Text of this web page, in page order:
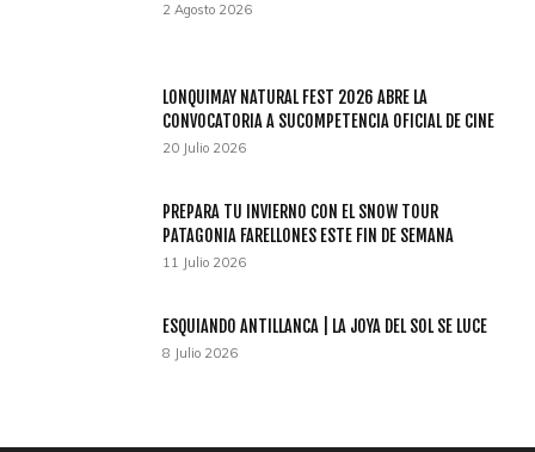
2 Agosto 2026
LONQUIMAY NATURAL FEST 2026 ABRE LA
CONVOCATORIA A SUCOMPETENCIA OFICIAL DE CINE
20 Julio 2026
PREPARA TU INVIERNO CON EL SNOW TOUR
PATAGONIA FARELLONES ESTE FIN DE SEMANA
11 Julio 2026
ESQUIANDO ANTILLANCA | LA JOYA DEL SOL SE LUCE
8 Julio 2026